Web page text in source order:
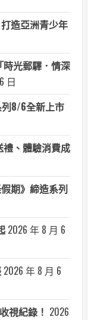
造亞洲青少年
光郵驛．情深
日
列8/6全新上市
、體驗消費成
期》締造系列
2026 年 8 月 6
2026 年 8 月 6
視紀錄！ 2026